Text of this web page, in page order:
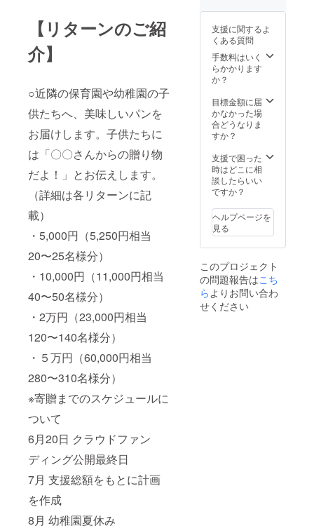
【リターンのご紹
介】
○近隣の保育園や幼稚園の子
供たちへ、美味しいパンを
お届けします。子供たちに
は「〇〇さんからの贈り物
だよ！」とお伝えします。
（詳細は各リターンに記
載）
・5,000円（5,250円相当
20〜25名様分）
・10,000円（11,000円相当
40〜50名様分）
・2万円（23,000円相当
120〜140名様分）
・５万円（60,000円相当
280〜310名様分）
※寄贈までのスケジュールに
ついて
6月20日 クラウドファン
ディング公開最終日
7月 支援総額をもとに計画
を作成
8月 幼稚園夏休み
愛子学
園 大沢
幼稚園
（支援
者が多
い場
施設へ
提供す
ること
■提供予
定時
期：
2022年
贈まで
のスケ
ジュー
ルにつ
月20日
クラウ
ドファ
ンディ
ング公
貼り付
ける予
定で
す。 ■
公序良
俗に反
断りさ
せてい
ただき
使用予
定で
す） ■
有効期
限 2022
年8月1
7月末ま
で ■備
考 ・公
る内
容、法
令に違
反する
どはお
受けで
きませ
ん。 ・
にて日
程調整
を行い
ます。
・対面
ふざけ
【備
考】 ・
世界中
どこで
もOKで
台駅か
らの交
通費が
発生す
はご負
担をお
願いし
ます ・
が発生
する場
合はご
負担を
します
・実施
日、開
始時
刻、終
支援に関するよ
くある質問
手数料はいく
らかかります
か？
目標金額に届
かなかった場
合どうなりま
すか？
支援で困った
時はどこに相
談したらいい
ですか？
ヘルプページを
見る
このプロジェクト
の問題報告はこち
らよりお問い合わ
せください